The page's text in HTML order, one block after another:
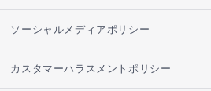
ソーシャルメディアポリシー
カスタマーハラスメントポリシー